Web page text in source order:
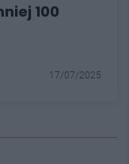
100
17/07/2025